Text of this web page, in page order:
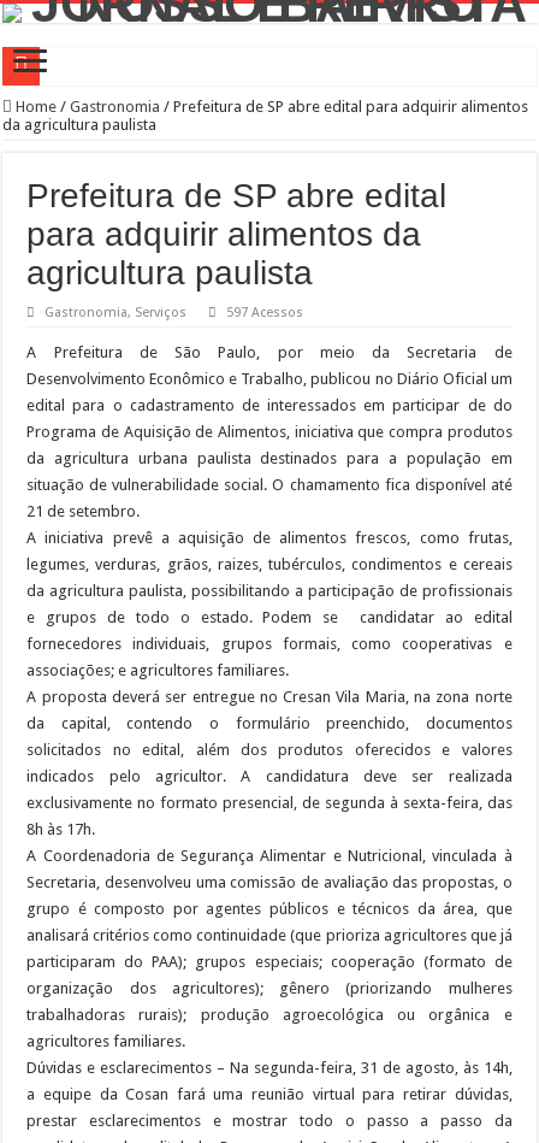
Campanha de Multivacinação começa nos 645 municípios de SP
Pedal de Ativação da Trilha Interparques abrem inscrições para maior trilha de
2º Festival Nordeste in Sampa no CTN durante o mês de agosto
2ª Reunião Ordinária do Comitê Diretivo da Distrital Oeste da ACSP
Jornada do Patrimônio 2026 abre inscrições para programação de cursos
12 plataformas de apoio à aprendizagem usadas por estudantes da rede estadual
9ª Semana Municipal da Primeira Infância
Representantes de bairros apresentam demandas de zeladoria na Casa Civil
Home / Gastronomia / Prefeitura de SP abre edital para adquirir alimentos
da agricultura paulista
Prefeitura de SP abre edital
para adquirir alimentos da
agricultura paulista
Gastronomia, Serviços 597 Acessos
A Prefeitura de São Paulo, por meio da Secretaria de
Desenvolvimento Econômico e Trabalho, publicou no Diário Oficial um
edital para o cadastramento de interessados em participar de do
Programa de Aquisição de Alimentos, iniciativa que compra produtos
da agricultura urbana paulista destinados para a população em
situação de vulnerabilidade social. O chamamento fica disponível até
21 de setembro.
A iniciativa prevê a aquisição de alimentos frescos, como frutas,
legumes, verduras, grãos, raizes, tubérculos, condimentos e cereais
da agricultura paulista, possibilitando a participação de profissionais
e grupos de todo o estado. Podem se candidatar ao edital
fornecedores individuais, grupos formais, como cooperativas e
associações; e agricultores familiares.
A proposta deverá ser entregue no Cresan Vila Maria, na zona norte
da capital, contendo o formulário preenchido, documentos
solicitados no edital, além dos produtos oferecidos e valores
indicados pelo agricultor. A candidatura deve ser realizada
exclusivamente no formato presencial, de segunda à sexta-feira, das
8h às 17h.
A Coordenadoria de Segurança Alimentar e Nutricional, vinculada à
Secretaria, desenvolveu uma comissão de avaliação das propostas, o
grupo é composto por agentes públicos e técnicos da área, que
analisará critérios como continuidade (que prioriza agricultores que já
participaram do PAA); grupos especiais; cooperação (formato de
organização dos agricultores); gênero (priorizando mulheres
trabalhadoras rurais); produção agroecológica ou orgânica e
agricultores familiares.
Dúvidas e esclarecimentos – Na segunda-feira, 31 de agosto, às 14h,
a equipe da Cosan fará uma reunião virtual para retirar dúvidas,
prestar esclarecimentos e mostrar todo o passo a passo da